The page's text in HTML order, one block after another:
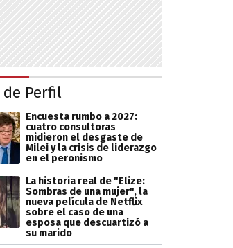
Perfil
Encuesta rumbo a 2027:
cuatro consultoras
midieron el desgaste de
Milei y la crisis de liderazgo
en el peronismo
La historia real de "Elize:
Sombras de una mujer", la
nueva película de Netflix
sobre el caso de una
esposa que descuartizó a
su marido